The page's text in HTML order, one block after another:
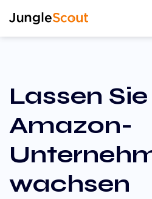
Lassen
Amazon-
wachsen